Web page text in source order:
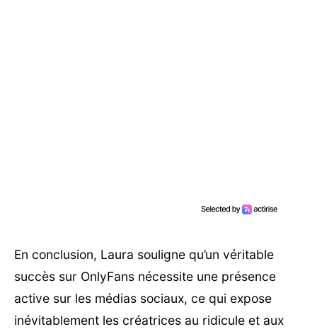
En conclusion, Laura souligne qu’un véritable
succès sur OnlyFans nécessite une présence
active sur les médias sociaux, ce qui expose
inévitablement les créatrices au ridicule et aux